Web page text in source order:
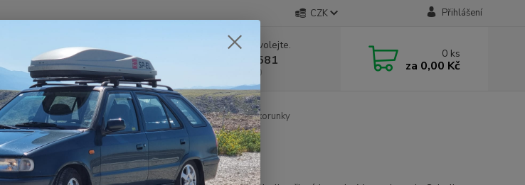
CZK Přihlášení
Hledat
Nevíte si rady? Zavolejte.
+420 603 411 581
Po - Pá 9:00 - 17:00
0 ks
za 0,00 Kč
Škoda Felicia Stínítka Stínítka Felicia Colorline žluté korunky
žluté korunky